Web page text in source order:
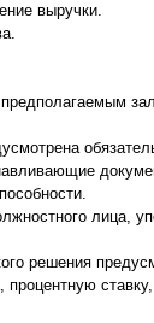
выручки.
лица,
решения